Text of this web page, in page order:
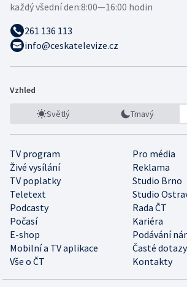
každý všední den:8:00—16:00 hodin
261 136 113
info@ceskatelevize.cz
Vzhled
Světlý Tmavý
TV program
Pro média
Živé vysílání
Reklama
TV poplatky
Studio Brno
Teletext
Studio
Podcasty
Rada ČT
Počasí
Kariéra
E-shop
Podávání
Mobilní a TV aplikace
Časté dotazy
Vše o ČT
Kontakty